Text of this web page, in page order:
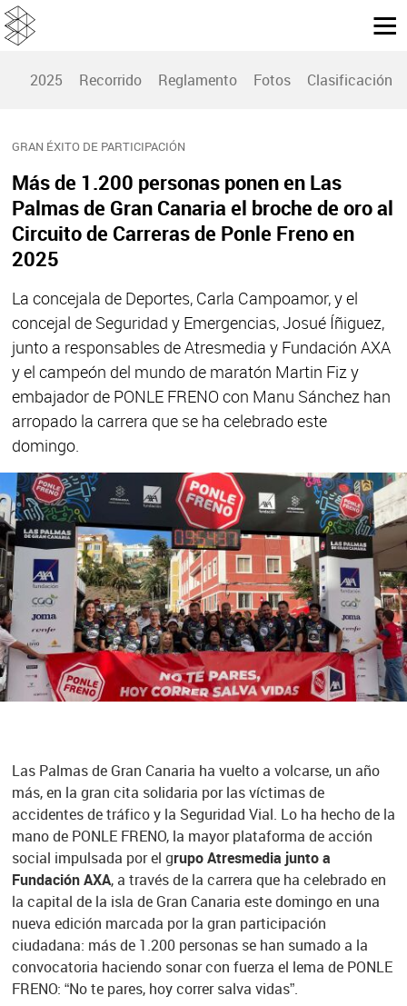
2025 Recorrido Reglamento Fotos Clasificación
GRAN ÉXITO DE PARTICIPACIÓN
Más de 1.200 personas ponen en Las
Palmas de Gran Canaria el broche de oro al
Circuito de Carreras de Ponle Freno en
2025
La concejala de Deportes, Carla Campoamor, y el
concejal de Seguridad y Emergencias, Josué Íñiguez,
junto a responsables de Atresmedia y Fundación AXA
y el campeón del mundo de maratón Martin Fiz y
embajador de PONLE FRENO con Manu Sánchez han
arropado la carrera que se ha celebrado este
domingo.
Las Palmas de Gran Canaria ha vuelto a volcarse, un año
más, en la gran cita solidaria por las víctimas de
accidentes de tráfico y la Seguridad Vial. Lo ha hecho de la
mano de PONLE FRENO, la mayor plataforma de acción
social impulsada por el grupo Atresmedia junto a
Fundación AXA, a través de la carrera que ha celebrado en
la capital de la isla de Gran Canaria este domingo en una
nueva edición marcada por la gran participación
ciudadana: más de 1.200 personas se han sumado a la
convocatoria haciendo sonar con fuerza el lema de PONLE
FRENO: “No te pares, hoy correr salva vidas”.